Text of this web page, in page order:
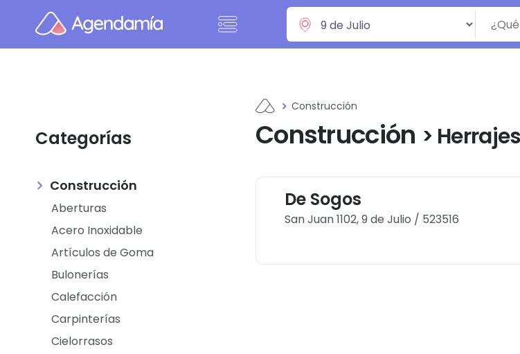
Categorías
Construcción
Aberturas
Acero Inoxidable
Artículos de Goma
Bulonerías
Calefacción
Carpinterías
Cielorrasos
Construcción
Construcción > Herrajes
De Sogos
San Juan 1102, 9 de Julio / 523516